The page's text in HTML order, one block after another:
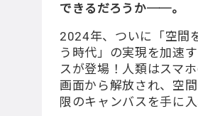
できるだろうか──。
2024年、ついに「空間
う時代」の実現を加速
スが登場！⼈類はスマ
画⾯から解放され、空
限のキャンバスを⼿に⼊